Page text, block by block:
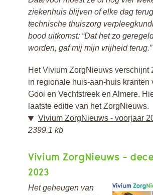
ziekenhuis blijven of elke dag
technische thuiszorg
bood uitkomst: “Dat het zo
worden, gaf mij mijn vrijheid terug.”
Het Vivium ZorgNieuws verschijnt
in regionale huis-aan-huis kranten
Gooi en Vechtstreek en Almere.
laatste editie van het ZorgNieuws.
Vivium ZorgNieuws - voorjaar
2399.1 kb
Vivium ZorgNieuws -
2023
Het geheugen van